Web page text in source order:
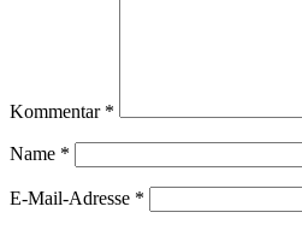
Kommentar *
Name *
E-Mail-Adresse *